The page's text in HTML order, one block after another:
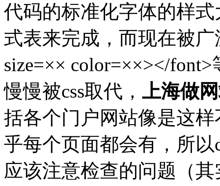
代码的标准化字体的样
式表来完成，而现在被
size=×× color=××></
慢慢被css取代， 上海做
括各个门户网站像是这
乎每个页面都会有，所
应该注意检查的问题（